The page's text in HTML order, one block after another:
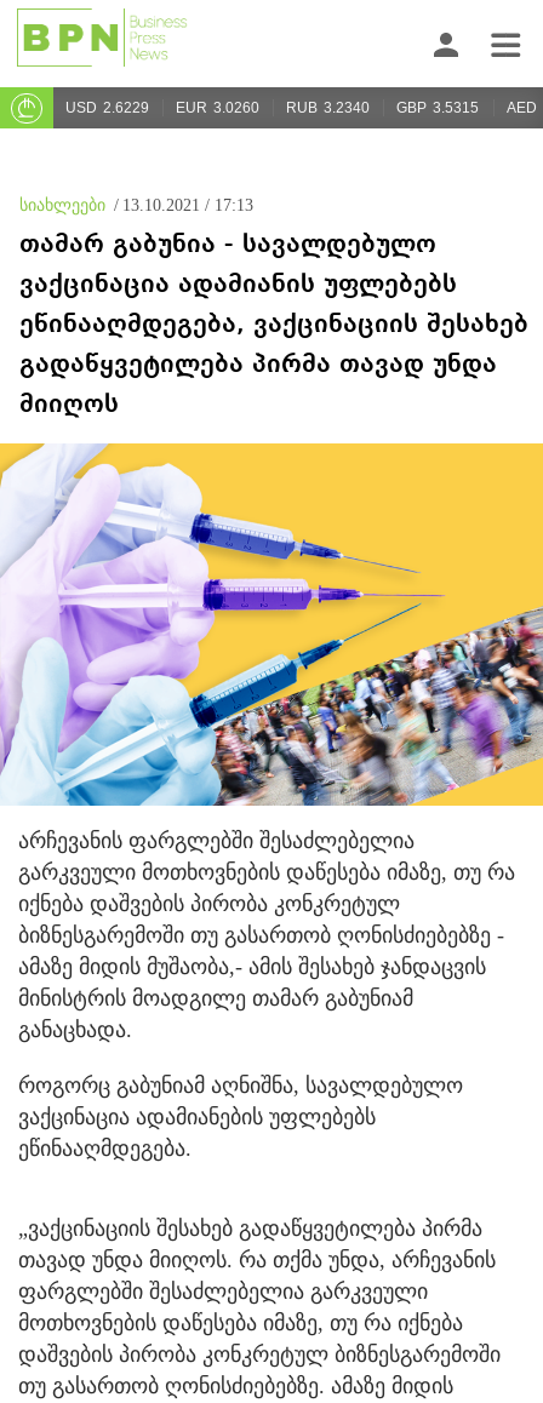
USD 2.6229 EUR 3.0260 RUB 3.2340 GBP 3.5315 AED
სიახლეები / 13.10.2021 / 17:13
თამარ გაბუნია - სავალდებულო
ვაქცინაცია ადამიანის უფლებებს
ეწინააღმდეგება, ვაქცინაციის შესახებ
გადაწყვეტილება პირმა თავად უნდა
მიიღოს
არჩევანის ფარგლებში შესაძლებელია
გარკვეული მოთხოვნების დაწესება იმაზე, თუ რა
იქნება დაშვების პირობა კონკრეტულ
ბიზნესგარემოში თუ გასართობ ღონისძიებებზე -
ამაზე მიდის მუშაობა,- ამის შესახებ ჯანდაცვის
მინისტრის მოადგილე თამარ გაბუნიამ
განაცხადა.
როგორც გაბუნიამ აღნიშნა, სავალდებულო
ვაქცინაცია ადამიანების უფლებებს
ეწინააღმდეგება.
„ვაქცინაციის შესახებ გადაწყვეტილება პირმა
თავად უნდა მიიღოს. რა თქმა უნდა, არჩევანის
ფარგლებში შესაძლებელია გარკვეული
მოთხოვნების დაწესება იმაზე, თუ რა იქნება
დაშვების პირობა კონკრეტულ ბიზნესგარემოში
თუ გასართობ ღონისძიებებზე. ამაზე მიდის